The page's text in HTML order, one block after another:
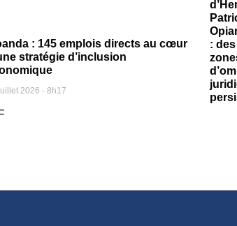
: 145 emplois directs au cœur
stratégie d’inclusion
2026 8h17